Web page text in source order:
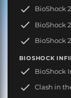
BioShock
BioShock
BioShock
BIOSHOCK
BioShock
Clash in